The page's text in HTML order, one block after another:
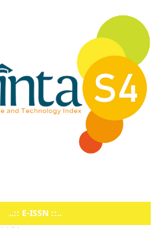
..:: E-ISSN ::..